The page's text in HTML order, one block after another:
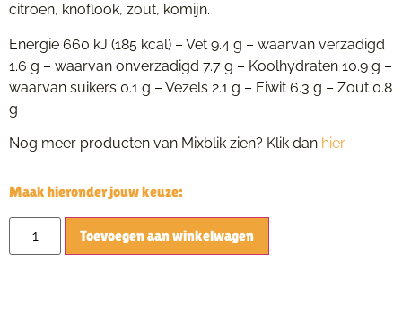
citroen, knoflook, zout, komijn.
Energie 660 kJ (185 kcal) – Vet 9.4 g – waarvan verzadigd
1.6 g – waarvan onverzadigd 7.7 g – Koolhydraten 10.9 g –
waarvan suikers 0.1 g – Vezels 2.1 g – Eiwit 6.3 g – Zout 0.8
g
Nog meer producten van Mixblik zien? Klik dan hier.
Maak hieronder jouw keuze:
Toevoegen aan winkelwagen